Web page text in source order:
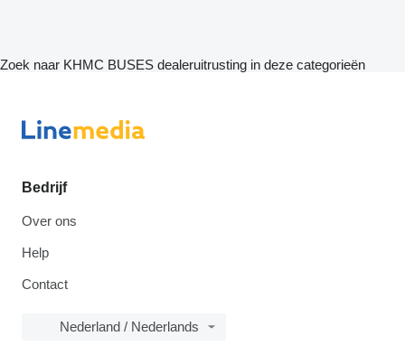
Zoek naar KHMC BUSES dealeruitrusting in deze categorieën
Bedrijf
Over ons
Help
Contact
Nederland / Nederlands